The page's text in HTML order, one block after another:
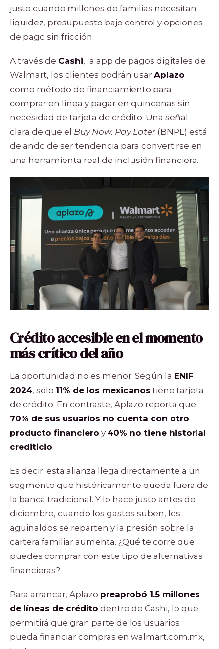
justo cuando millones de familias necesitan
liquidez, presupuesto bajo control y opciones
de pago sin fricción.
A través de Cashi, la app de pagos digitales de
Walmart, los clientes podrán usar Aplazo
como método de financiamiento para
comprar en línea y pagar en quincenas sin
necesidad de tarjeta de crédito. Una señal
clara de que el Buy Now, Pay Later (BNPL) está
dejando de ser tendencia para convertirse en
una herramienta real de inclusión financiera.
Crédito accesible en el momento
más crítico del año
La oportunidad no es menor. Según la ENIF
2024, solo 11% de los mexicanos tiene tarjeta
de crédito. En contraste, Aplazo reporta que
70% de sus usuarios no cuenta con otro
producto financiero y 40% no tiene historial
crediticio.
Es decir: esta alianza llega directamente a un
segmento que históricamente queda fuera de
la banca tradicional. Y lo hace justo antes de
diciembre, cuando los gastos suben, los
aguinaldos se reparten y la presión sobre la
cartera familiar aumenta. ¿Qué te corre que
puedes comprar con este tipo de alternativas
financieras?
Para arrancar, Aplazo preaprobó 1.5 millones
de líneas de crédito dentro de Cashi, lo que
permitirá que gran parte de los usuarios
pueda financiar compras en walmart.com.mx,